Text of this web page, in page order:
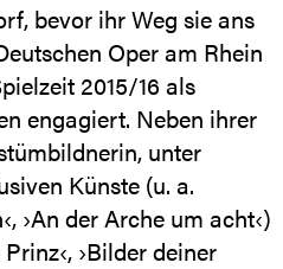
bevor ihr Weg sie ans
Oper am Rhein
2015/16 als
engagiert. Neben ihrer
unter
Künste (u. a.
›An der Arche um acht‹)
›Bilder deiner